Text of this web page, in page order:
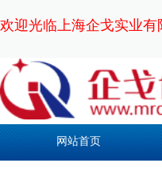
欢迎光临上海企戈实业有
网站首页